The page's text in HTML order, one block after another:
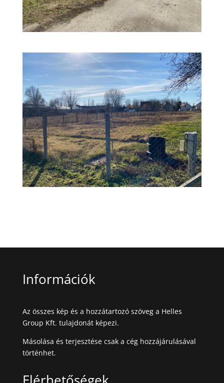
Információk
Az összes kép és a hozzátartozó szöveg a Helles
Group Kft. tulajdonát képezi.
Másolása és terjesztése csak a cég hozzájárulásával
történhet.